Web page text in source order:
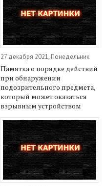
27 декабря 2021, Понедельник
Памятка о порядке действий
при обнаружении
подозрительного предмета,
который может оказаться
взрывным устройством